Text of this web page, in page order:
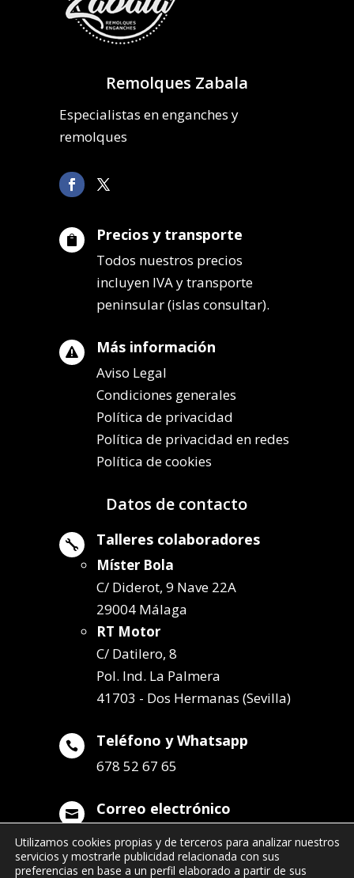
Remolques Zabala
Especialistas en enganches y
remolques
 Precios y transporte
Todos nuestros precios
incluyen IVA y transporte
peninsular (islas consultar).
 Más información
Aviso Legal
Condiciones generales
Política de privacidad
Política de privacidad en redes
Política de cookies
Datos de contacto
 Talleres colaboradores
Míster Bola
C/ Diderot, 9 Nave 22A
29004 Málaga
RT Motor
C/ Datilero, 8
Pol. Ind. La Palmera
41703 - Dos Hermanas (Sevilla)
 Teléfono y Whatsapp
678 52 67 65
 Correo electrónico
info@remolqueszabala.com
Utilizamos cookies propias y de terceros para analizar nuestros
servicios y mostrarle publicidad relacionada con sus
preferencias en base a un perfil elaborado a partir de sus